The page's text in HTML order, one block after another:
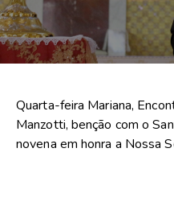
Quarta-feira Mariana,
Manzotti, benção com o
novena em honra a Nossa